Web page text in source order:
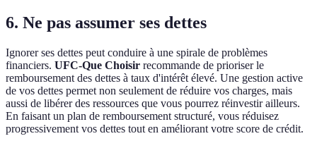
6. Ne pas assumer ses dettes
Ignorer ses dettes peut conduire à une spirale de problèmes
financiers. UFC-Que Choisir recommande de prioriser le
remboursement des dettes à taux d'intérêt élevé. Une gestion active
de vos dettes permet non seulement de réduire vos charges, mais
aussi de libérer des ressources que vous pourrez réinvestir ailleurs.
En faisant un plan de remboursement structuré, vous réduisez
progressivement vos dettes tout en améliorant votre score de crédit.